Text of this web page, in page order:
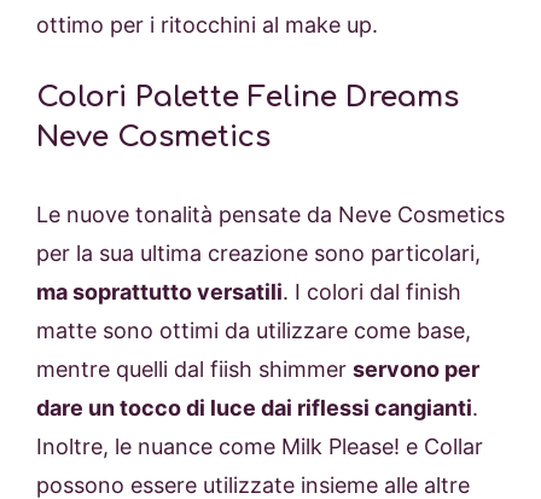
ottimo per i ritocchini al make up.
Colori Palette Feline Dreams
Neve Cosmetics
Le nuove tonalità pensate da Neve Cosmetics
per la sua ultima creazione sono particolari,
ma soprattutto versatili. I colori dal finish
matte sono ottimi da utilizzare come base,
mentre quelli dal fiish shimmer servono per
dare un tocco di luce dai riflessi cangianti.
Inoltre, le nuance come Milk Please! e Collar
possono essere utilizzate insieme alle altre